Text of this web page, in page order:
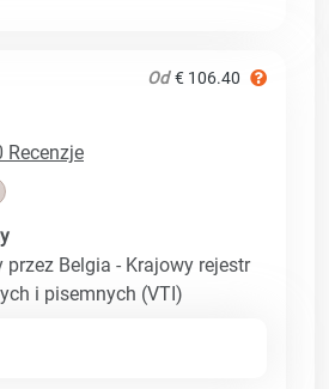
Od € 106.40
Recenzje
Belgia - Krajowy rejestr
i pisemnych (VTI)